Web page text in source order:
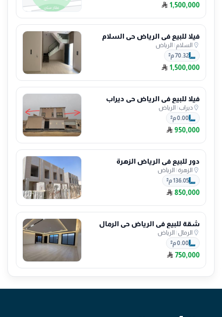
1,500,000
فيلا للبيع في الرياض حي السلام
السلام | الرياض
70.32 م²
1,500,000
فيلا للبيع في الرياض حي ديراب
ديراب| الرياض
0.00 م²
950,000
دور للبيع في الرياض الزهرة
الزهرة| الرياض
136.05 م²
850,000
شقة للبيع في الرياض حي الرمال
الرمال| الرياض
0.00 م²
750,000